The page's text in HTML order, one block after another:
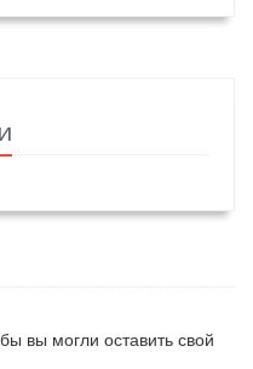
вы могли оставить свой